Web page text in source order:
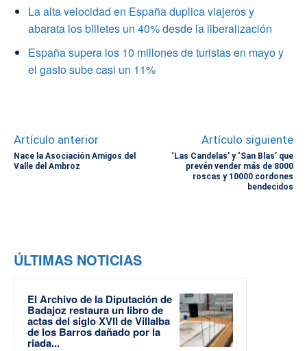
La alta velocidad en España duplica viajeros y
abarata los billetes un 40% desde la liberalización
España supera los 10 millones de turistas en mayo y
el gasto sube casi un 11%
Artículo anterior
Nace la Asociación Amigos del
Valle del Ambroz
Artículo siguiente
‘Las Candelas’ y ‘San Blas’ que
prevén vender más de 8000
roscas y 10000 cordones
bendecidos
ÚLTIMAS NOTICIAS
El Archivo de la Diputación de
Badajoz restaura un libro de
actas del siglo XVII de Villalba
de los Barros dañado por la
riada...